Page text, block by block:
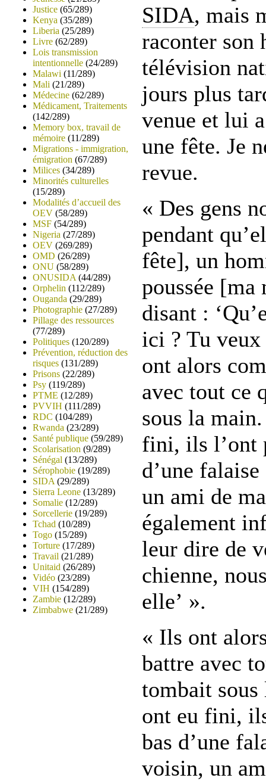
Justice (65/289)
Kenya (35/289)
Liberia (25/289)
Livre (62/289)
Lois transmission
intentionnelle (24/289)
Malawi (11/289)
Mali (21/289)
Médecine (62/289)
Médicament, Traitements
(142/289)
Memory box, travail de
mémoire (11/289)
Migrations - immigration,
émigration (67/289)
Milices (34/289)
Minorités culturelles
(15/289)
Modalités d’accueil des
OEV (58/289)
MSF (54/289)
Nigeria (27/289)
OEV (269/289)
OMD (26/289)
ONU (58/289)
ONUSIDA (44/289)
Orphelin (112/289)
Ouganda (29/289)
Photographie (27/289)
Pillage des ressources
(77/289)
Politiques (120/289)
Prévention, réduction des
risques (131/289)
Prisons (22/289)
Psy (119/289)
PTME (12/289)
PVVIH (111/289)
RDC (104/289)
Rwanda (23/289)
Santé publique (59/289)
Scolarisation (9/289)
Sénégal (13/289)
Sérophobie (19/289)
SIDA (29/289)
Sierra Leone (13/289)
Somalie (12/289)
Sorcellerie (19/289)
Tchad (10/289)
Togo (15/289)
Torture (17/289)
Travail (21/289)
Unitaid (26/289)
Vidéo (23/289)
VIH (154/289)
Zambie (12/289)
Zimbabwe (21/289)
SIDA, mais
raconter son
télévision
jours plus
venue et lui
une fête. Je
revue.
« Des gens
pendant
fête], un
poussée [ma
disant :
ici ? Tu veux
ont alors
avec tout ce
sous la
fini, ils l’ont
d’une
un ami de
également
leur dire de
chienne,
elle’ ».
« Ils ont
battre avec
tombait
ont eu fini,
bas d’une
voisin, un